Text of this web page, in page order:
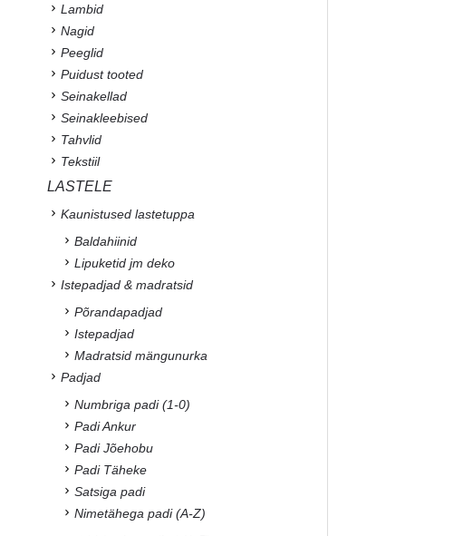
Lambid
Nagid
Peeglid
Puidust tooted
Seinakellad
Seinakleebised
Tahvlid
Tekstiil
LASTELE
Kaunistused lastetuppa
Baldahiinid
Lipuketid jm deko
Istepadjad & madratsid
Põrandapadjad
Istepadjad
Madratsid mängunurka
Padjad
Numbriga padi (1-0)
Padi Ankur
Padi Jõehobu
Padi Täheke
Satsiga padi
Nimetähega padi (A-Z)